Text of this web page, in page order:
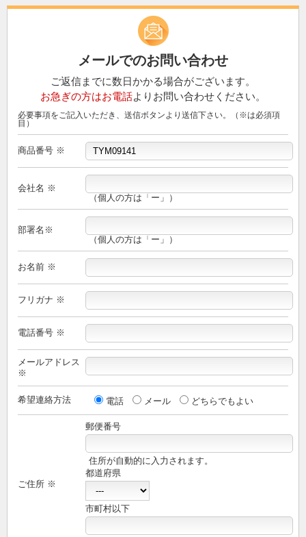
メールでのお問い合わせ
ご返信までに数日かかる場合がございます。
お急ぎの方はお電話よりお問い合わせください。
必要事項をご記入いただき、送信ボタンより送信下さい。（※は必須項
目）
商品番号 ※
会社名 ※
（個人の方は「ー」）
部署名※
（個人の方は「ー」）
お名前 ※
フリガナ ※
電話番号 ※
メールアドレス
※
希望連絡方法 電話 メール どちらでもよい
ご住所 ※
郵便番号
住所が自動的に入力されます。
都道府県
市町村以下